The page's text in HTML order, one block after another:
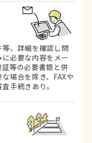
、詳細を確認し問
必要な内容をメー
等の必要書類と併
な場合を除き、FAXや
手続きあり。